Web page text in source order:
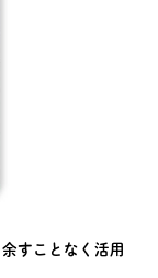
すことなく活用